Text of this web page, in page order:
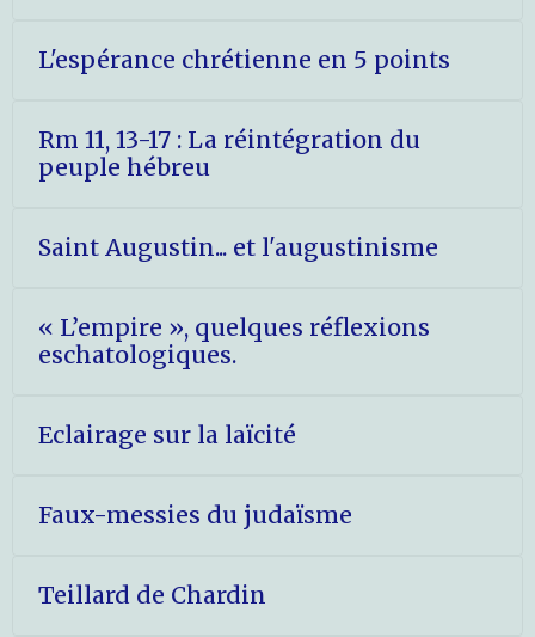
L'espérance chrétienne en 5 points
Rm 11, 13-17 : La réintégration du
peuple hébreu
Saint Augustin... et l'augustinisme
« L’empire », quelques réflexions
eschatologiques.
Eclairage sur la laïcité
Faux-messies du judaïsme
Teillard de Chardin